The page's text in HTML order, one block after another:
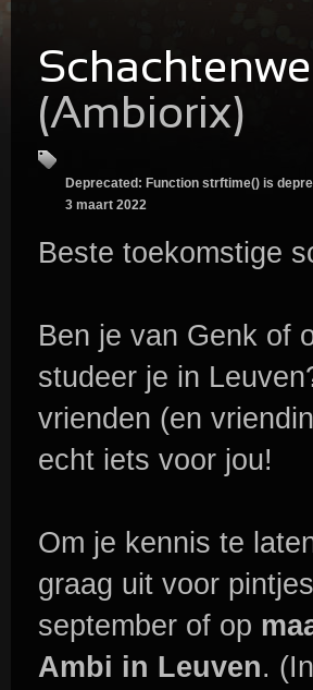
(Ambiorix)
Deprecated : Function strftime() is
3 maart 2022
Beste toekomstige
Ben je van Genk of
studeer je in
vrienden (en
echt iets voor jou!
Om je kennis te
graag uit voor
september of op
Ambi in Leuven.